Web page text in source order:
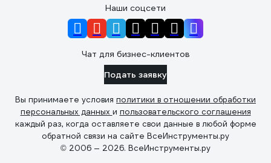
Наши соцсети
Чат для бизнес-клиентов
Подать заявку
Вы принимаете условия политики в отношении обработки
персональных данных и пользовательского соглашения
каждый раз, когда оставляете свои данные в любой форме
обратной связи на сайте ВсеИнструменты.ру
© 2006 — 2026. ВсеИнструменты.ру